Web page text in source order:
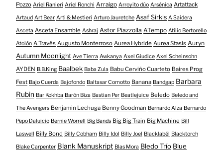
Pozzo Ariel Ranieri Ariel Ronchi Arraigo Arroyito dúo Arsénica Artattack
Artaud Art Bear Arti & Mestieri Arturo Jauretche Asaf Sirkis A Saidera
Asceta Asceta Ensamble Ashraj Astor Piazzolla ATempo Atilio Bertorello
Atolón A Través Augusto Monterroso Aurea Hybride Aurea Stasis Auryn
Autumn Moonlight Ave Tierra Awkanya Axel Giudice Axel Scheinsohn
AYDEN B.B.King Baalbek Baba Zula Babu Cerviño Cuarteto Baires Prog
Fest Bajo Cuerda Bajofondo Baltasar Comotto Banana Bandgap Barbara
Rubin Bar Kokhba Barón Biza Bastian Per Beatlejuice Beledo Beledo and
The Avengers Benjamin Lechuga Benny Goodman Bernardo Alza Bernardo
Pepo Daluicio Bernie Worrell Big Bands Big Big Train Big Machine Bill
Laswell Billy Bond Billy Cobham Billy Idol Billy Joel Blacklabél Blacktorch
Blake Carpenter Blank Manuskript Blas Mora Bledo Trío Blue